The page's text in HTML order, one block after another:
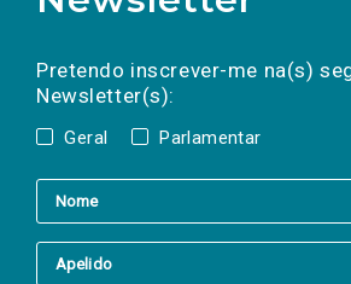
Pretendo inscrever-me na(s)
Newsletter(s):
Geral Parlamentar
a(s) newsletter(s).
mail